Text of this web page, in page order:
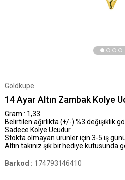
Goldkupe
14 Ayar Altın Zambak Kolye
Gram : 1,33
Belirtilen ağırlıkta (+/-) %3 değişiklik
Sadece Kolye Ucudur.
Stokta olmayan ürünler için 3-5 iş
Altın takınız şık bir hediye kutusunda
Barkod : 174793146410